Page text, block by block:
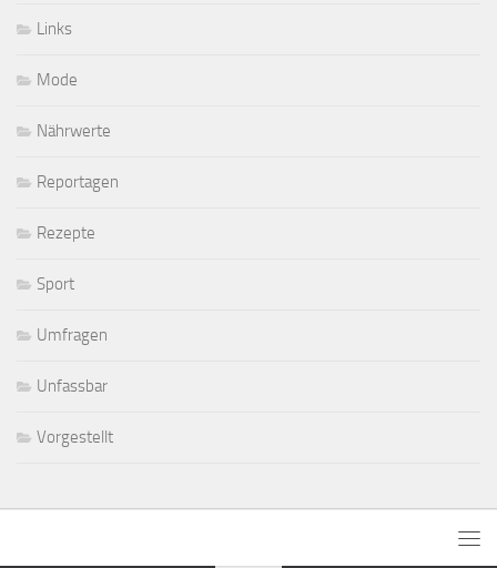
Links
Mode
Nährwerte
Reportagen
Rezepte
Sport
Umfragen
Unfassbar
Vorgestellt